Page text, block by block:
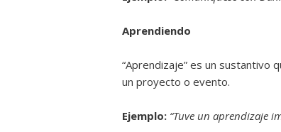
Aprendiendo
“Aprendizaje” es un sustantivo
un proyecto o evento.
Ejemplo: “Tuve un aprendizaje